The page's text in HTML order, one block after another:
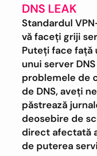
DNS LEAK
Standardul
vă faceți griji
Puteți face față
unui server
problemele de
de DNS, aveți
păstrează
deosebire de
direct afectată
de puterea